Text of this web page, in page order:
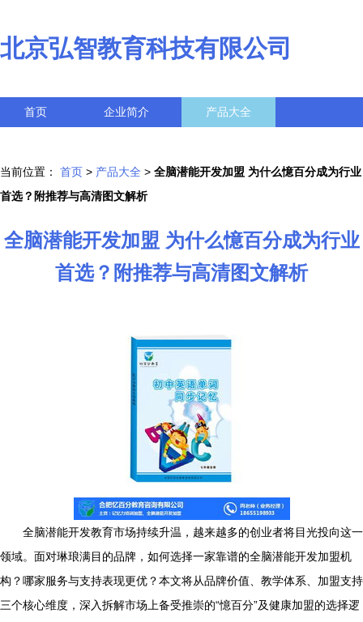
北京弘智教育科技有限公司
首页 企业简介 产品大全
当前位置： 首页 > 产品大全 > 全脑潜能开发加盟 为什么憶百分成为行业
首选？附推荐与高清图文解析
全脑潜能开发加盟 为什么憶百分成为行业
首选？附推荐与高清图文解析
全脑潜能开发教育市场持续升温，越来越多的创业者将目光投向这一
领域。面对琳琅满目的品牌，如何选择一家靠谱的全脑潜能开发加盟机
构？哪家服务与支持表现更优？本文将从品牌价值、教学体系、加盟支持
三个核心维度，深入拆解市场上备受推崇的“憶百分”及健康加盟的选择逻